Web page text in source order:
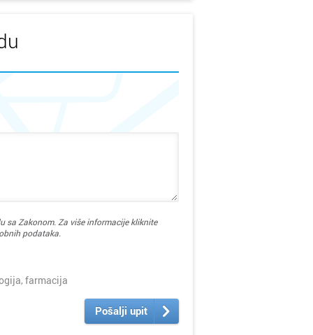
sa Zakonom. Za više informacije kliknite
podataka.
farmacija
Pošalji upit